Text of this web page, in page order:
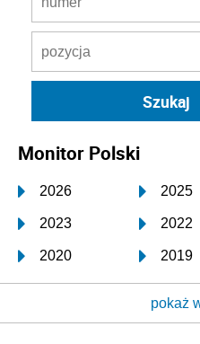
Monitor Polski
2026 2025
2023 2022
2020 2019
2017 2016
2014 2013
pokaż